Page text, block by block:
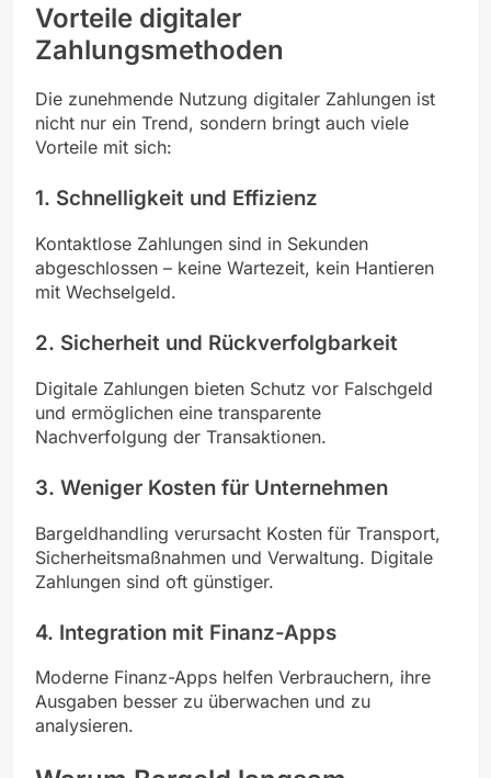
Vorteile digitaler
Zahlungsmethoden
Die zunehmende Nutzung digitaler Zahlungen ist
nicht nur ein Trend, sondern bringt auch viele
Vorteile mit sich:
1. Schnelligkeit und Effizienz
Kontaktlose Zahlungen sind in Sekunden
abgeschlossen – keine Wartezeit, kein Hantieren
mit Wechselgeld.
2. Sicherheit und Rückverfolgbarkeit
Digitale Zahlungen bieten Schutz vor Falschgeld
und ermöglichen eine transparente
Nachverfolgung der Transaktionen.
3. Weniger Kosten für Unternehmen
Bargeldhandling verursacht Kosten für Transport,
Sicherheitsmaßnahmen und Verwaltung. Digitale
Zahlungen sind oft günstiger.
4. Integration mit Finanz-Apps
Moderne Finanz-Apps helfen Verbrauchern, ihre
Ausgaben besser zu überwachen und zu
analysieren.